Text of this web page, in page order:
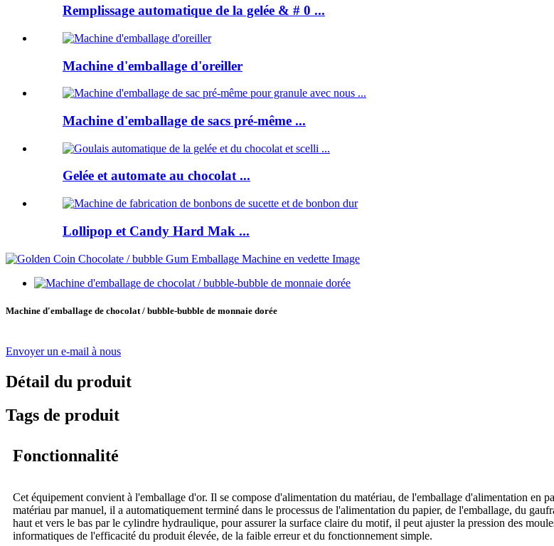
Remplissage automatique de la gelée & # 0 ...
Machine d'emballage d'oreiller
Machine d'emballage de sacs pré-même ...
Gelée et automate au chocolat ...
Lollipop et Candy Hard Mak ...
Machine d'emballage de chocolat / bubble-bubble de monnaie dorée
Envoyer un e-mail à nous
Détail du produit
Tags de produit
Fonctionnalité
Cet équipement convient à l'emballage d'or. Il se compose d'alimentation du matériau, de l'emballage d'alimentation en
matériau par manuel, il a automatiquement terminé dans le processus de l'alimentation du papier, de l'emballage, du
haut et vers le bas par le cylindre hydraulique, pour assurer la surface claire du motif, il peut ajuster la pression des
informatiques de l'efficacité du produit élevée, de la faible erreur et du fonctionnement simple.